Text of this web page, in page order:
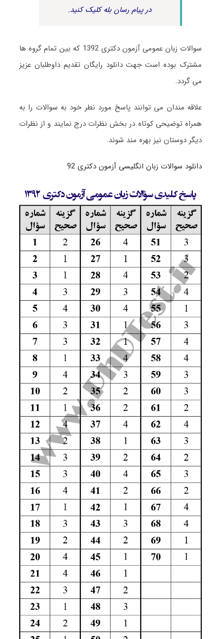
در پیام رسان بله کلیک کنید.
سوالات زبان عمومی آزمون دکتری 1392 که بین تمام گروه ها
مشترک بوده است جهت دانلود رایگان تقدیم داوطلبان عزیز
می گردد.
علاقه مندان می توانند پاسخ مورد نطر خود به سوالات را به
همراه توضیحی کوتاه در بخش نظرات درج نمایند و از نظرات
دیگر دوستان نیز بهره مند شوند.
دانلود سوالات زبان انگلیسی آزمون دکتری 92